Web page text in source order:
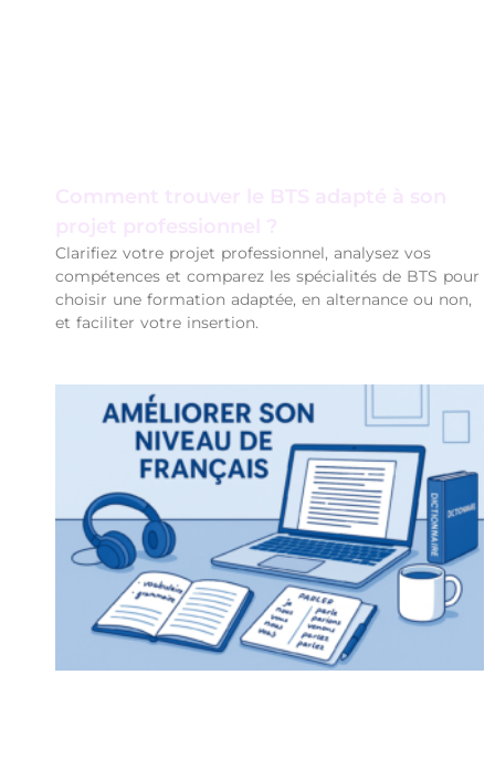
Comment trouver le BTS adapté à son
projet professionnel ?
Clarifiez votre projet professionnel, analysez vos
compétences et comparez les spécialités de BTS pour
choisir une formation adaptée, en alternance ou non,
et faciliter votre insertion.